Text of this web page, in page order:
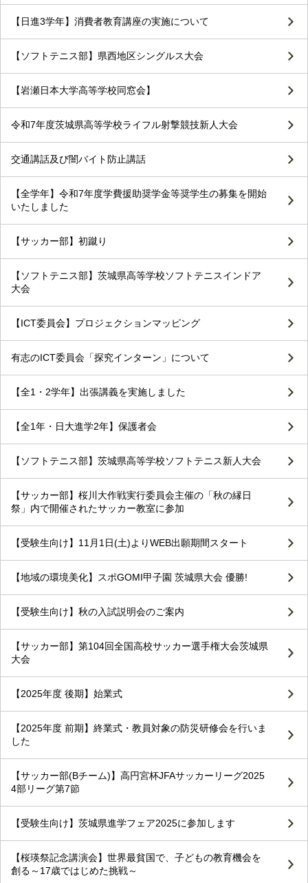
【日進3学年】消費者教育講座の実施について
【ソフトテニス部】県西地区シングルス大会
【岩瀬日本大学高等学校同窓会】
令和7年度茨城県高等学校ライフル射撃競技新人大会
交通講話及び闇バイト防止講話
【全学年】令和7年度学費援助奨学金等奨学生の募集を開始
いたしました
【サッカー部】初蹴り
【ソフトテニス部】茨城県高等学校ソフトテニスインドア
大会
【ICT委員会】プロジェクションマッピング
有志のICT委員会「探究インターン」について
【全1・2学年】出張講義を実施しました
【全1年・日大進学2年】保護者会
【ソフトテニス部】茨城県高等学校ソフトテニス新人大会
【サッカー部】桜川大作戦実行委員会主催の「秋の縁日
祭」内で開催されたサッカー教室に参加
【受験生向け】11月1日(土)よりWEB出願期間スタート
【地域の環境美化】スポGOMI甲子園 茨城県大会 優勝!
【受験生向け】秋の入試説明会のご案内
【サッカー部】第104回全国高校サッカー選手権大会茨城県
大会
【2025年度 後期】始業式
【2025年度 前期】終業式・教員対象の防災研修会を行いま
した
【サッカー部(Bチーム)】高円宮杯JFAサッカーリーグ2025
4部リーグ第7節
【受験生向け】茨城県進学フェア2025に参加します
【桜瑛祭記念講演会】世界最貧国で、子どもの教育機会を
創る～17歳ではじめた挑戦～